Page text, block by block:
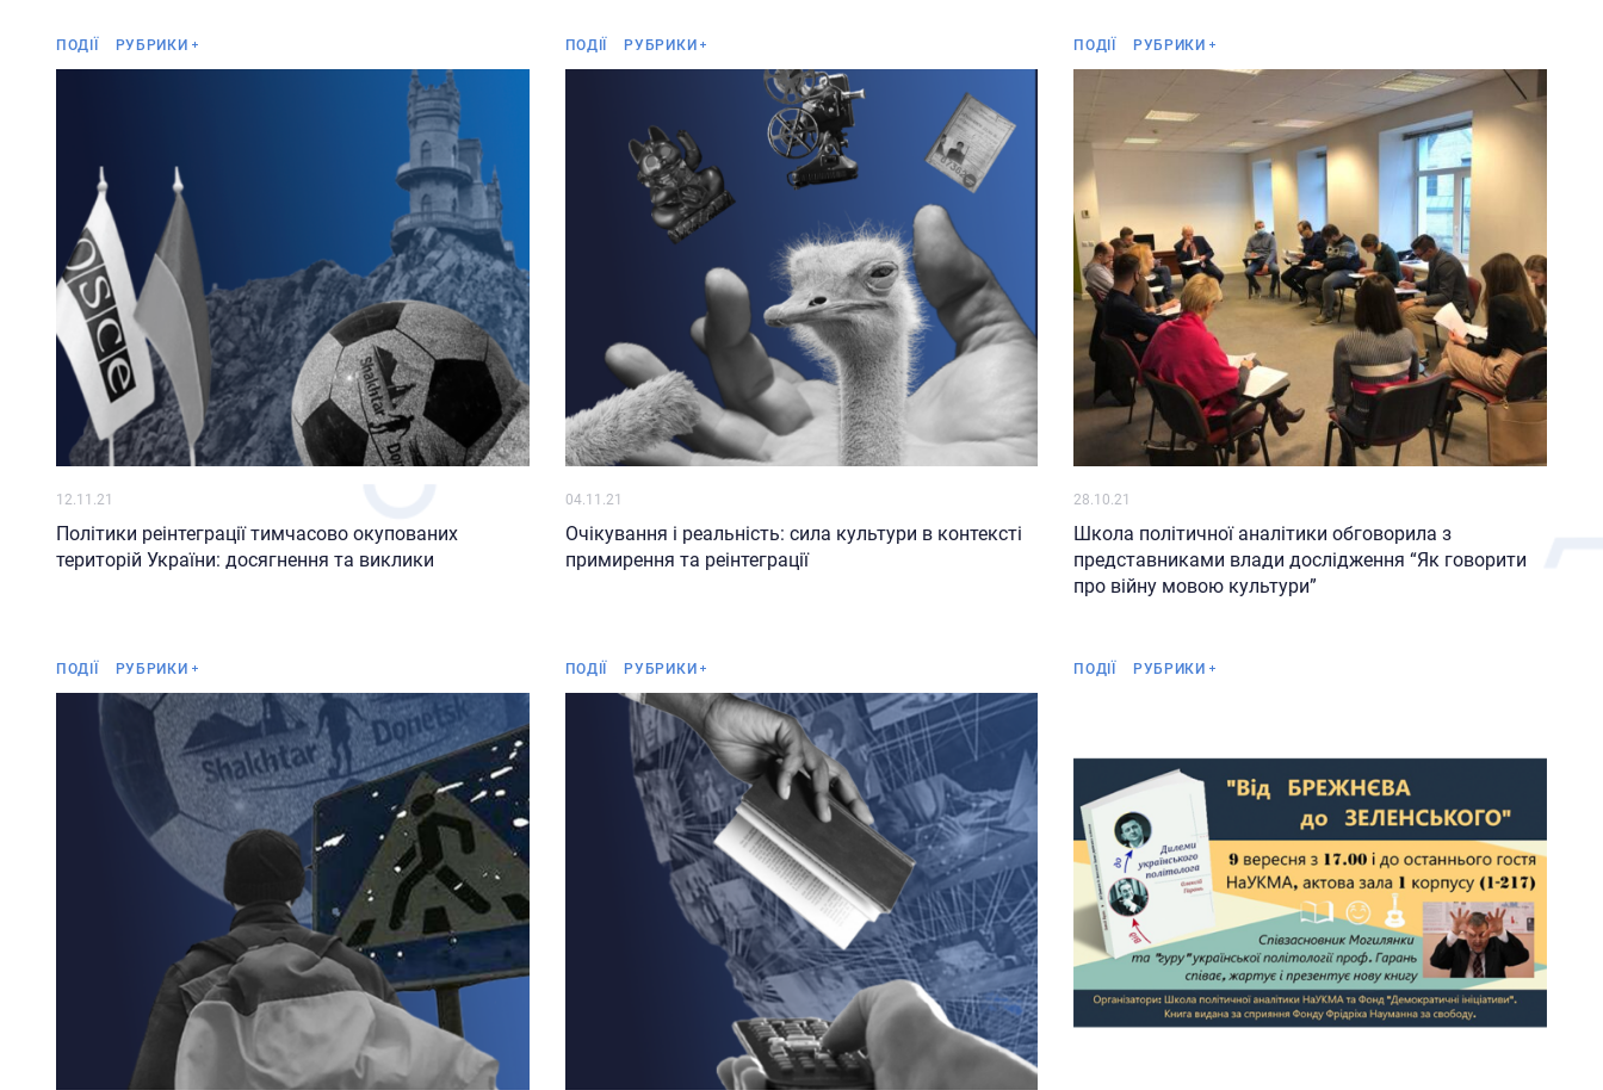
(взаємо) зв’язків”
стратегій реінтеграції
Посилення ролі культури в
процесах осмислення
подій на Донбасі та в
Криму і консолідації
українського суспільства
ПОДІЇ РУБРИКИ
Анонс
12.11.21
Політики реінтеграції тимчасово окупованих
територій України: досягнення та виклики
ПОДІЇ РУБРИКИ
Анонс
04.11.21
Очікування і реальність: сила культури в контексті
примирення та реінтеграції
ПОДІЇ РУБРИКИ
Інше
28.10.21
Школа політичної аналітики обговорила з
представниками влади дослідження “Як говорити
про війну мовою культури”
ПОДІЇ РУБРИКИ
Анонс
ПОДІЇ РУБРИКИ
Анонс
ПОДІЇ РУБРИКИ
Анонс